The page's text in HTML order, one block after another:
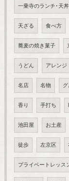
一乗寺のランチ･天
天ざる 食べ方
蕎麦の焼き菓子
うどん アレンジ
名店 名物 グ
香り 手打ち
池田屋 お土産
徒歩 左京区
プライベートレッス